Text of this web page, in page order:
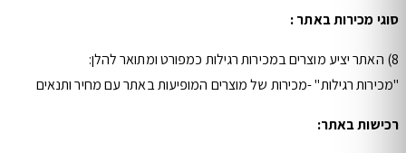
סוגי מכירות באתר :
8) האתר יציע מוצרים במכירות רגילות כמפורט ומתואר להלן:
"מכירות רגילות" -מכירות של מוצרים המופיעות באתר עם מחיר ותנאים
רכישות באתר: